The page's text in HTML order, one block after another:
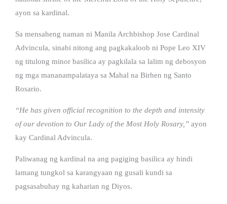
ayon sa kardinal.
Sa mensaheng naman ni Manila Archbishop Jose Cardinal
Advincula, sinabi nitong ang pagkakaloob ni Pope Leo XIV
ng titulong minor basilica ay pagkilala sa lalim ng debosyon
ng mga mananampalataya sa Mahal na Birhen ng Santo
Rosario.
“He has given official recognition to the depth and intensity
of our devotion to Our Lady of the Most Holy Rosary,” ayon
kay Cardinal Advincula.
Paliwanag ng kardinal na ang pagiging basilica ay hindi
lamang tungkol sa karangyaan ng gusali kundi sa
pagsasabuhay ng kaharian ng Diyos.